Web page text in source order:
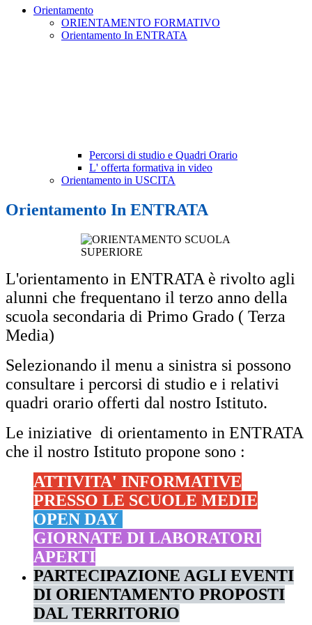
Orientamento
ORIENTAMENTO FORMATIVO
Orientamento In ENTRATA
Percorsi di studio e Quadri Orario
L' offerta formativa in video
Orientamento in USCITA
Orientamento In ENTRATA
L'orientamento in ENTRATA è rivolto agli
alunni che frequentano il terzo anno della
scuola secondaria di Primo Grado ( Terza
Media)
Selezionando il menu a sinistra si possono
consultare i percorsi di studio e i relativi
quadri orario offerti dal nostro Istituto.
Le iniziative di orientamento in ENTRATA
che il nostro Istituto propone sono :
ATTIVITA' INFORMATIVE
PRESSO LE SCUOLE MEDIE
OPEN DAY
GIORNATE DI LABORATORI
APERTI
PARTECIPAZIONE AGLI EVENTI
DI ORIENTAMENTO PROPOSTI
DAL TERRITORIO